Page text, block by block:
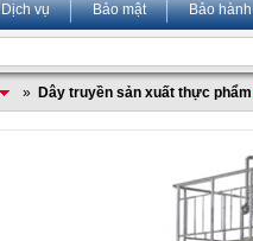
Dịch vụ Bảo mật Bảo hành
» Dây truyền sản xuất thực phẩm